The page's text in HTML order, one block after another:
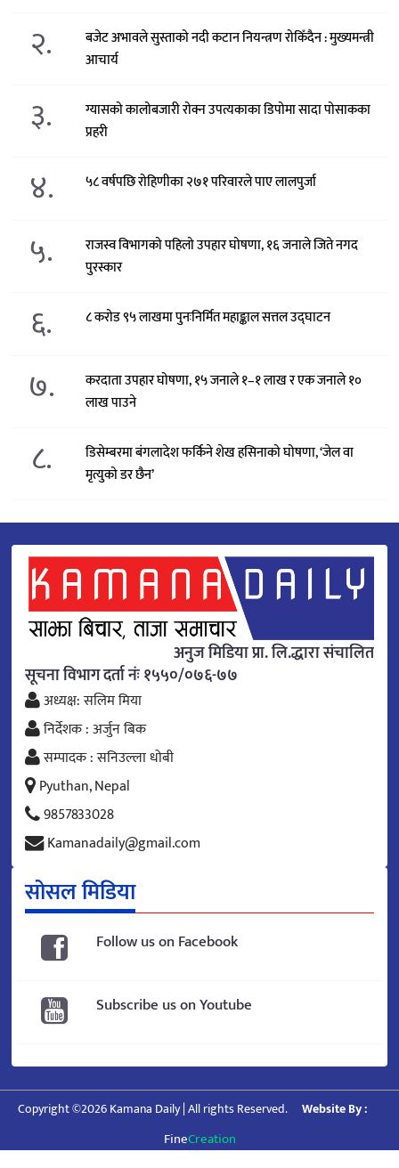
२.
बजेट अभावले सुस्ताको नदी कटान नियन्त्रण रोकिँदैन : मुख्यमन्त्री
आचार्य
३.
ग्यासको कालोबजारी रोक्न उपत्यकाका डिपोमा सादा पोसाकका
प्रहरी
४. ५८ वर्षपछि रोहिणीका २७१ परिवारले पाए लालपुर्जा
५.
राजस्व विभागको पहिलो उपहार घोषणा, १६ जनाले जिते नगद
पुरस्कार
६. ८ करोड ९५ लाखमा पुनःनिर्मित महाङ्काल सत्तल उद्घाटन
७.
करदाता उपहार घोषणा, १५ जनाले १–१ लाख र एक जनाले १०
लाख पाउने
८.
डिसेम्बरमा बंगलादेश फर्किने शेख हसिनाको घोषणा, ‘जेल वा
मृत्युको डर छैन’
अनुज मिडिया प्रा. लि.द्धारा संचालित
सूचना विभाग दर्ता नंः १५५०/०७६-७७
अध्यक्ष: सलिम मिया
निर्देशक : अर्जुन बिक
सम्पादक : सनिउल्ला धोबी
Pyuthan, Nepal
9857833028
Kamanadaily@gmail.com
सोसल मिडिया
Follow us on Facebook
Subscribe us on Youtube
Copyright ©2026 Kamana Daily | All rights Reserved. Website By :
FineCreation